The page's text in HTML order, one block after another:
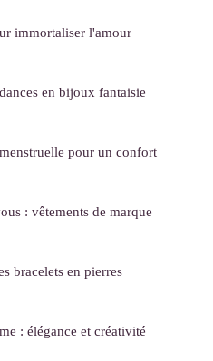
immortaliser l'amour
en bijoux fantaisie
pour un confort
: vêtements de marque
bracelets en pierres
: élégance et créativité